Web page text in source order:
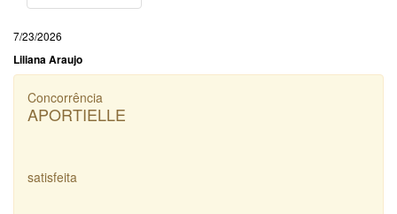
7/23/2026
Liliana Araujo
Concorrência
APORTIELLE
satisfeita